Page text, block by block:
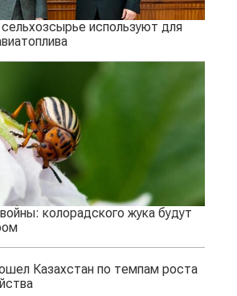
используют для
колорадского жука будут
Казахстан по темпам роста